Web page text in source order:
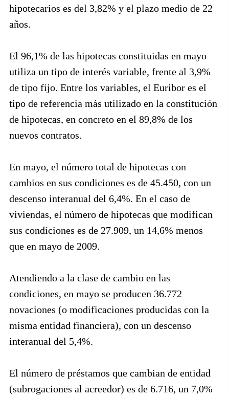
hipotecarios es del 3,82% y el plazo medio de 22
años.
El 96,1% de las hipotecas constituidas en mayo
utiliza un tipo de interés variable, frente al 3,9%
de tipo fijo. Entre los variables, el Euribor es el
tipo de referencia más utilizado en la constitución
de hipotecas, en concreto en el 89,8% de los
nuevos contratos.
En mayo, el número total de hipotecas con
cambios en sus condiciones es de 45.450, con un
descenso interanual del 6,4%. En el caso de
viviendas, el número de hipotecas que modifican
sus condiciones es de 27.909, un 14,6% menos
que en mayo de 2009.
Atendiendo a la clase de cambio en las
condiciones, en mayo se producen 36.772
novaciones (o modificaciones producidas con la
misma entidad financiera), con un descenso
interanual del 5,4%.
El número de préstamos que cambian de entidad
(subrogaciones al acreedor) es de 6.716, un 7,0%